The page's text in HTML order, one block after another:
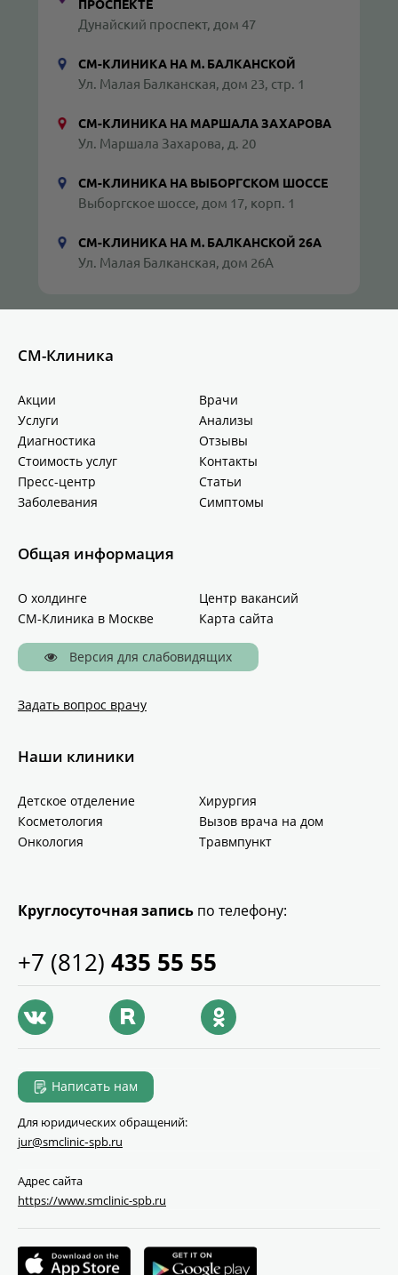
ПРОСПЕКТЕ
Дунайский проспект, дом 47
СМ-КЛИНИКА НА М. БАЛКАНСКОЙ
Ул. Малая Балканская, дом 23, стр. 1
СМ-КЛИНИКА НА МАРШАЛА ЗАХАРОВА
Ул. Маршала Захарова, д. 20
СМ-КЛИНИКА НА ВЫБОРГСКОМ ШОССЕ
Выборгское шоссе, дом 17, корп. 1
СМ-КЛИНИКА НА М. БАЛКАНСКОЙ 26А
Ул. Малая Балканская, дом 26А
СМ-Клиника
Акции
Врачи
Услуги
Анализы
Диагностика
Отзывы
Стоимость услуг
Контакты
Пресс-центр
Статьи
Заболевания
Симптомы
Общая информация
О холдинге
Центр вакансий
СМ-Клиника в Москве
Карта сайта
Версия для слабовидящих
Задать вопрос врачу
Наши клиники
Детское отделение
Хирургия
Косметология
Вызов врача на дом
Онкология
Травмпункт
Круглосуточная запись по телефону:
+7 (812) 435 55 55
Написать нам
Для юридических обращений:
jur@smclinic‑spb.ru
Адрес сайта
https://www.smclinic-spb.ru